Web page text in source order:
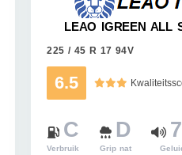
LEAO IGREEN ALL
225 / 45 R 17 94V
6.5
C
Verbruik
D
Grip nat